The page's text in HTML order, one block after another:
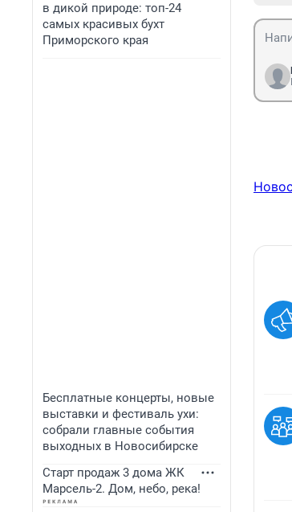
в дикой природе: топ-24
самых красивых бухт
Приморского края
Бесплатные концерты, новые
выставки и фестиваль ухи:
собрали главные события
выходных в Новосибирске
Старт продаж 3 дома ЖК
Марсель-2. Дом, небо, река!